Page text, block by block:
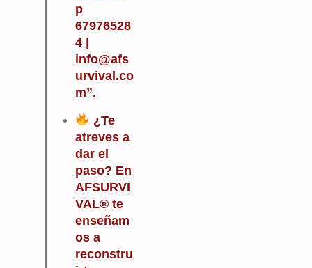
p
67976528
4 |
info@afs
urvival.co
m”.
¿Te
atreves a
dar el
paso? En
AFSURVI
VAL® te
enseñam
os a
reconstru